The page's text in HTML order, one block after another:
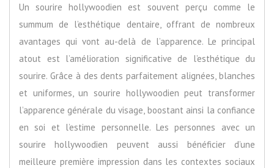
Un sourire hollywoodien est souvent perçu comme le
summum de l’esthétique dentaire, offrant de nombreux
avantages qui vont au-delà de l’apparence. Le principal
atout est l’amélioration significative de l’esthétique du
sourire. Grâce à des dents parfaitement alignées, blanches
et uniformes, un sourire hollywoodien peut transformer
l’apparence générale du visage, boostant ainsi la confiance
en soi et l’estime personnelle. Les personnes avec un
sourire hollywoodien peuvent aussi bénéficier d’une
meilleure première impression dans les contextes sociaux